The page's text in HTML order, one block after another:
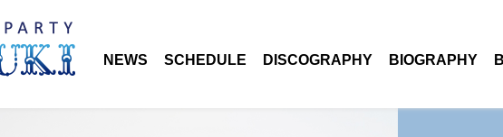
NEWS SCHEDULE DISCOGRAPHY BIOGRAPHY